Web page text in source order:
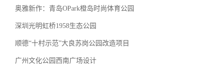
奥雅新作：青岛OPark橙岛时尚体育公园
深圳光明虹桥1958生态公园
顺德“十村示范”大良苏岗公园改造项目
广州文化公园西南广场设计